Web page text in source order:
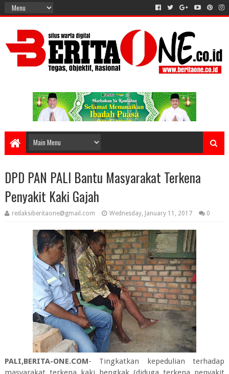
DPD PAN PALI Bantu Masyarakat Terkena
Penyakit Kaki Gajah
redaksiberitaone@gmail.com Wednesday, January 11, 2017 0
PALI,BERITA-ONE.COM- Tingkatkan kepedulian terhadap